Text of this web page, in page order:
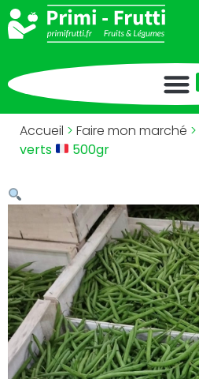
Accueil > Faire mon marché >
verts
500gr